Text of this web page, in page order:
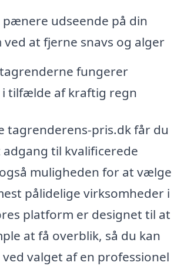
pænere udseende på din
ved at fjerne snavs og alger
fungerer
tilfælde af kraftig regn
tagrenderens-pris.dk får du
adgang til kvalificerede
muligheden for at vælge
pålidelige virksomheder i
platform er designet til at
at få overblik, så du kan
valget af en professionel